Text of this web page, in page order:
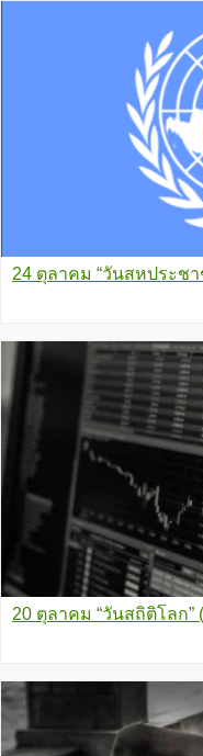
24 ตุลาคม “วันสหประชา
20 ตุลาคม “วันสถิติโลก”